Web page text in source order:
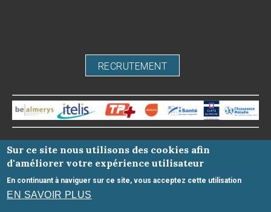
RECRUTEMENT
-Mentions légales-
Honoraires-Infos Conseil de l'Ordre- site web du cabinet
dentaire créé parwww.denti.site
Sur ce site nous utilisons des cookies afin
d'améliorer votre expérience utilisateur
En continuant à naviguer sur ce site, vous acceptez cette utilisation
EN SAVOIR PLUS